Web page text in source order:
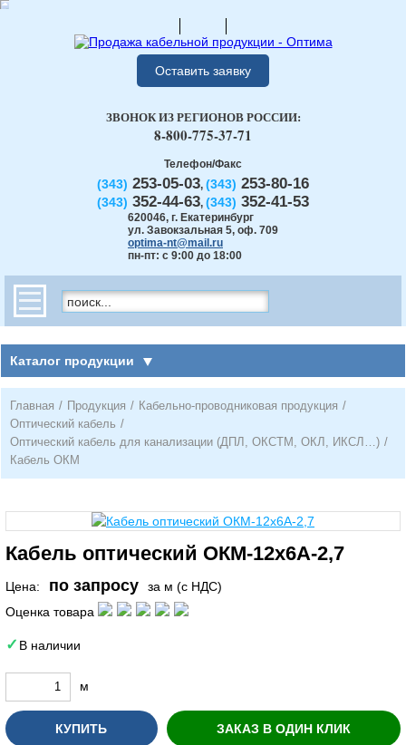
Оставить заявку
Телефон/Факс
(343) 253-05-03, (343) 253-80-16
(343) 352-44-63, (343) 352-41-53
620046, г. Екатеринбург
ул. Завокзальная 5, оф. 709
optima-nt@mail.ru
пн-пт: с 9:00 до 18:00
ЗВОНОК ИЗ РЕГИОНОВ РОССИИ:
8-800-775-37-71
Каталог продукции
Главная / Продукция / Кабельно-проводниковая продукция /
Оптический кабель /
Оптический кабель для канализации (ДПЛ, ОКСТМ, ОКЛ, ИКСЛ…) /
Кабель ОКМ
Кабель оптический ОКМ-12х6А-2,7
Цена: по запросу
за м (с НДС)
Оценка товара
В наличии
м
КУПИТЬ ЗАКАЗ В ОДИН КЛИК